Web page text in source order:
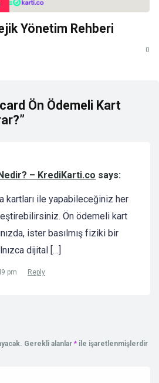
Yönetim Rehberi
0
Ön Ödemeli Kart
– KrediKarti.co says:
kartları ile yapabileceğiniz her
Ön ödemeli kart
ister basılmış fiziki bir
dijital […]
pm Reply
Gerekli alanlar * ile işaretlenmişlerdir